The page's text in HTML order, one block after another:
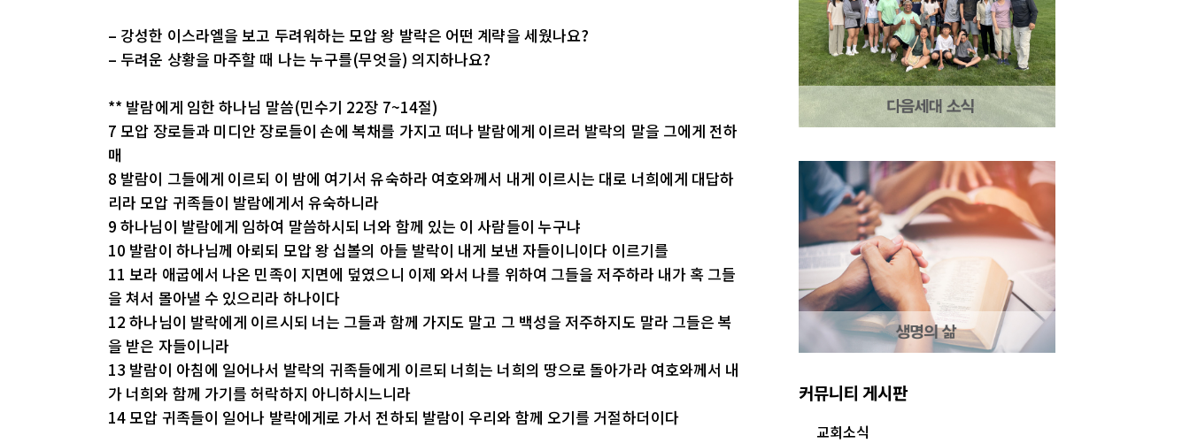
– 강성한 이스라엘을 보고 두려워하는 모압 왕 발락은 어떤 계략을 세웠나요?
– 두려운 상황을 마주할 때 나는 누구를(무엇을) 의지하나요?
** 발람에게 임한 하나님 말씀(민수기 22장 7~14절)
7 모압 장로들과 미디안 장로들이 손에 복채를 가지고 떠나 발람에게 이르러 발락의 말을 그에게 전하
매
8 발람이 그들에게 이르되 이 밤에 여기서 유숙하라 여호와께서 내게 이르시는 대로 너희에게 대답하
리라 모압 귀족들이 발람에게서 유숙하니라
9 하나님이 발람에게 임하여 말씀하시되 너와 함께 있는 이 사람들이 누구냐
10 발람이 하나님께 아뢰되 모압 왕 십볼의 아들 발락이 내게 보낸 자들이니이다 이르기를
11 보라 애굽에서 나온 민족이 지면에 덮였으니 이제 와서 나를 위하여 그들을 저주하라 내가 혹 그들
을 쳐서 몰아낼 수 있으리라 하나이다
12 하나님이 발락에게 이르시되 너는 그들과 함께 가지도 말고 그 백성을 저주하지도 말라 그들은 복
을 받은 자들이니라
13 발람이 아침에 일어나서 발락의 귀족들에게 이르되 너희는 너희의 땅으로 돌아가라 여호와께서 내
가 너희와 함께 가기를 허락하지 아니하시느니라
14 모압 귀족들이 일어나 발락에게로 가서 전하되 발람이 우리와 함께 오기를 거절하더이다
커뮤니티 게시판
교회소식